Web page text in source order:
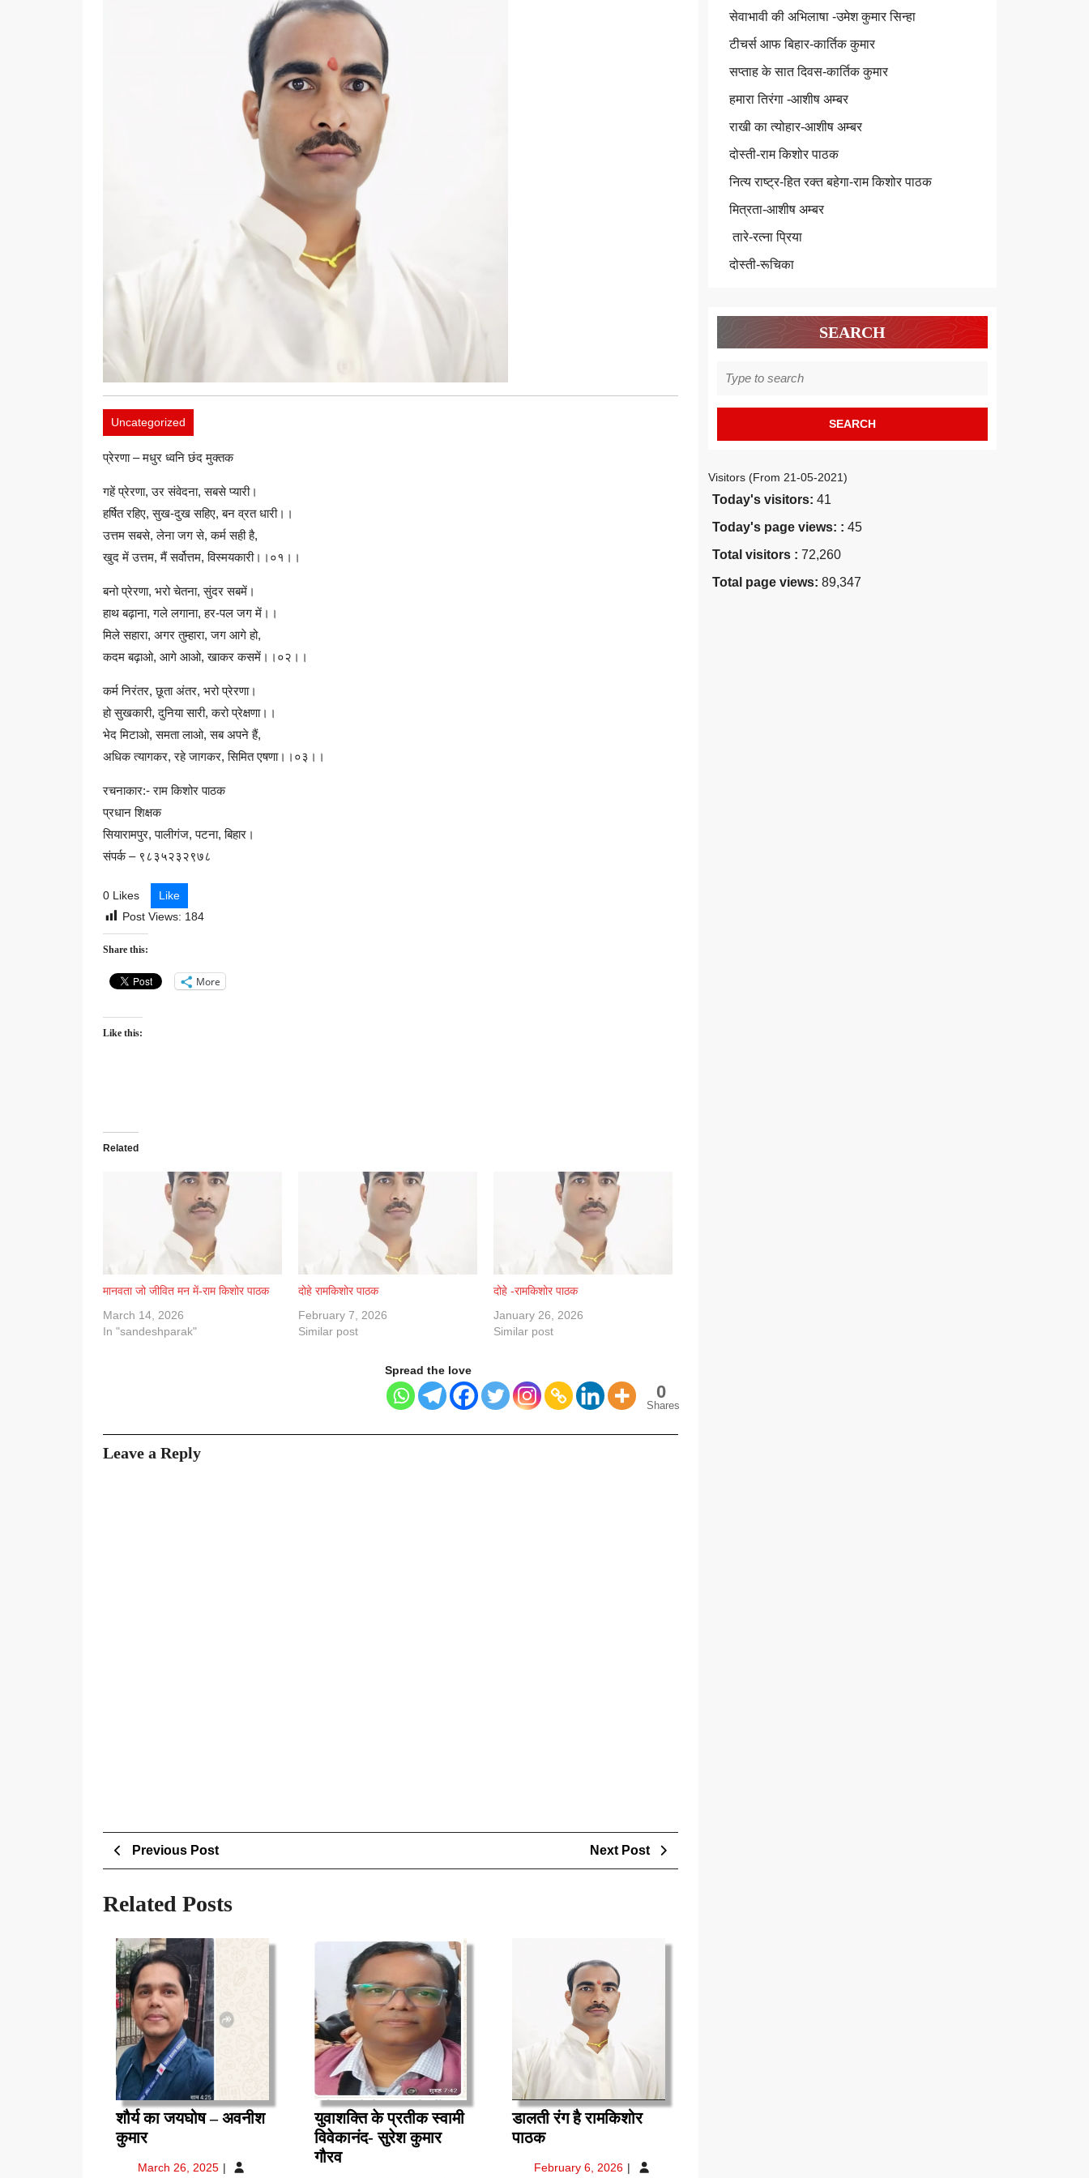
Uncategorized
प्रेरणा – मधुर ध्वनि छंद मुक्तक
गहें प्रेरणा, उर संवेदना, सबसे प्यारी।
हर्षित रहिए, सुख-दुख सहिए, बन‌ व्रत धारी।।
उत्तम सबसे, लेना जग से, कर्म सही है,
खुद में उत्तम, मैं सर्वोत्तम, विस्मयकारी।।०१।।
बनो प्रेरणा, भरो चेतना, सुंदर सबमें।
हाथ बढ़ाना, गले लगाना, हर-पल जग में।।
मिले सहारा, अगर तुम्हारा, जग आगे हो,
कदम बढ़ाओ, आगे आओ, खाकर कसमें।।०२।।
कर्म निरंतर, छूता अंतर, भरो प्रेरणा।
हो सुखकारी, दुनिया सारी, करो प्रेक्षणा।।
भेद मिटाओ, समता लाओ, सब अपने हैं,
अधिक त्यागकर, रहे जागकर, सिमित एषणा।।०३।।
रचनाकार:- राम किशोर पाठक
प्रधान शिक्षक
सियारामपुर, पालीगंज, पटना, बिहार।
संपर्क – ९८३५२३२९७८
0 Likes
Like
Post Views: 184
Share this:
More
Like this:
Related
मानवता जो जीवित मन में-राम किशोर पाठक
March 14, 2026
In "sandeshparak"
दोहे रामकिशोर पाठक
February 7, 2026
Similar post
दोहे -रामकिशोर पाठक
January 26, 2026
Similar post
Spread the love
0
Shares
Leave a Reply
Post
navigation
Previous PostPrevious
Next Post
Related Posts
शौर्य का जयघोष – अवनीश
कुमारशौर्य
March 26, 2025 March
युवाशक्ति के प्रतीक स्वामी
विवेकानंद- सुरेश कुमार
गौरवयुवाशक्ति
डालती रंग है रामकिशोर
पाठकडालती
February 6, 2026 February
सेवाभावी की अभिलाषा -उमेश कुमार सिन्हा
टीचर्स आफ बिहार-कार्तिक कुमार
सप्ताह के सात दिवस-कार्तिक कुमार
हमारा तिरंगा -आशीष अम्बर
राखी का त्योहार-आशीष अम्बर
दोस्ती-राम किशोर पाठक
नित्य राष्ट्र-हित रक्त बहेगा-राम किशोर पाठक
मित्रता-आशीष अम्बर
तारे-रत्ना प्रिया
दोस्ती-रूचिका
SEARCH
for:
Visitors (From 21-05-2021)
Today's visitors: 41
Today's page views: : 45
Total visitors : 72,260
Total page views: 89,347